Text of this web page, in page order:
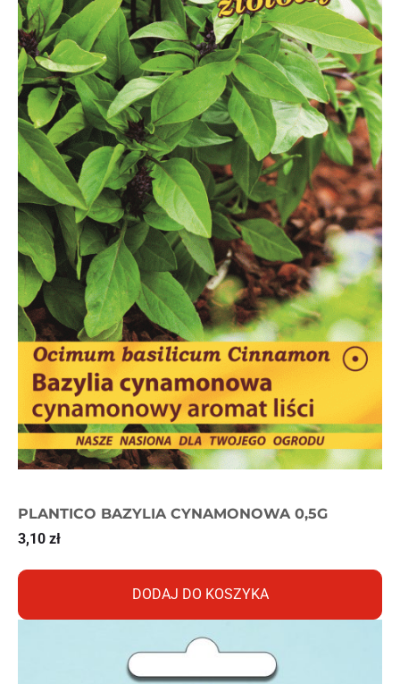
PLANTICO BAZYLIA CYNAMONOWA 0,5G
3,10 zł
DODAJ DO KOSZYKA